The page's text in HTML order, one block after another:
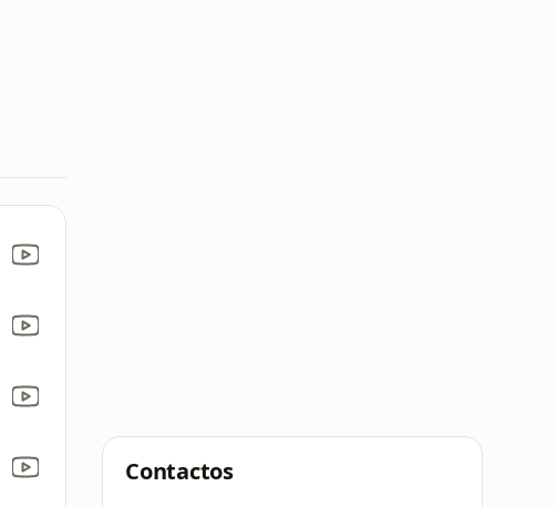
Contactos